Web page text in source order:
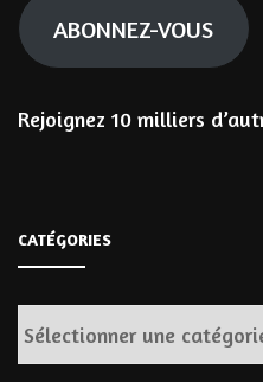
ABONNEZ-VOUS
Rejoignez 10 milliers
CATÉGORIES
Catégories